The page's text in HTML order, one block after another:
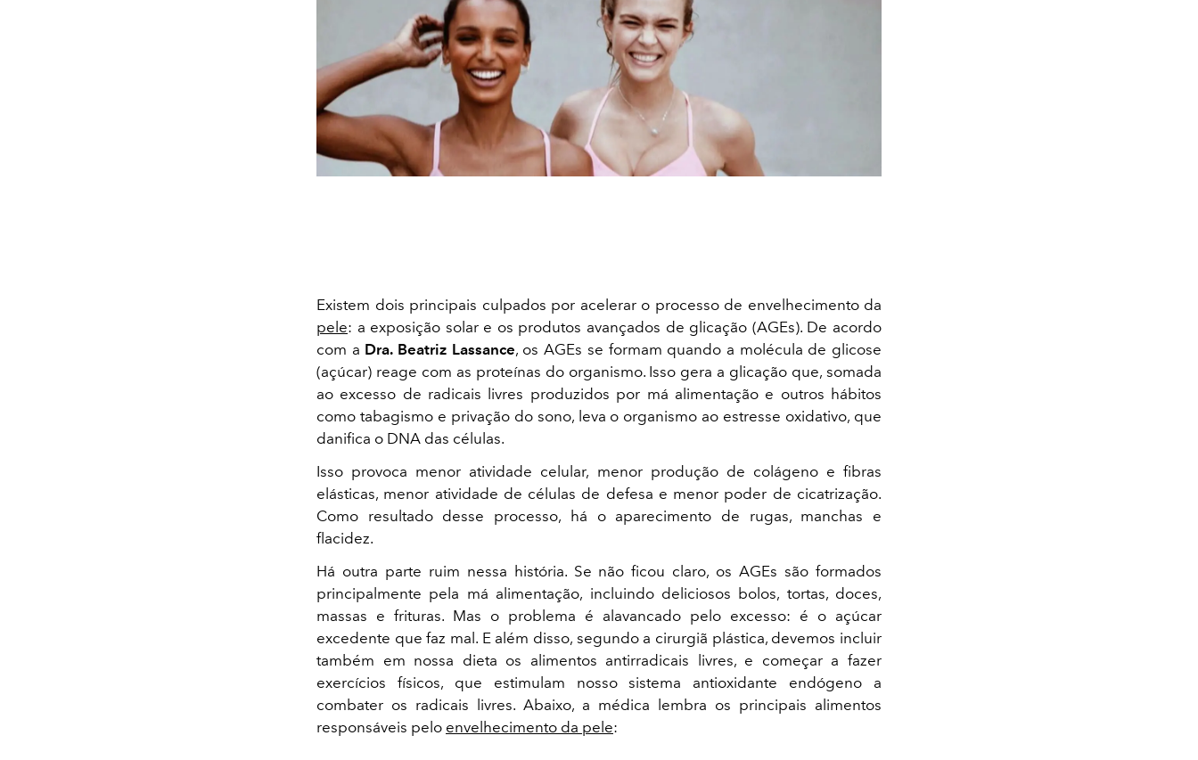
Existem dois principais culpados por acelerar o processo de envelhecimento da
pele: a exposição solar e os produtos avançados de glicação (AGEs). De acordo
com a Dra. Beatriz Lassance, os AGEs se formam quando a molécula de glicose
(açúcar) reage com as proteínas do organismo. Isso gera a glicação que, somada
ao excesso de radicais livres produzidos por má alimentação e outros hábitos
como tabagismo e privação do sono, leva o organismo ao estresse oxidativo, que
danifica o DNA das células.
Isso provoca menor atividade celular, menor produção de colágeno e fibras
elásticas, menor atividade de células de defesa e menor poder de cicatrização.
Como resultado desse processo, há o aparecimento de rugas, manchas e
flacidez.
Há outra parte ruim nessa história. Se não ficou claro, os AGEs são formados
principalmente pela má alimentação, incluindo deliciosos bolos, tortas, doces,
massas e frituras. Mas o problema é alavancado pelo excesso: é o açúcar
excedente que faz mal. E além disso, segundo a cirurgiã plástica, devemos incluir
também em nossa dieta os alimentos antirradicais livres, e começar a fazer
exercícios físicos, que estimulam nosso sistema antioxidante endógeno a
combater os radicais livres. Abaixo, a médica lembra os principais alimentos
responsáveis pelo envelhecimento da pele: